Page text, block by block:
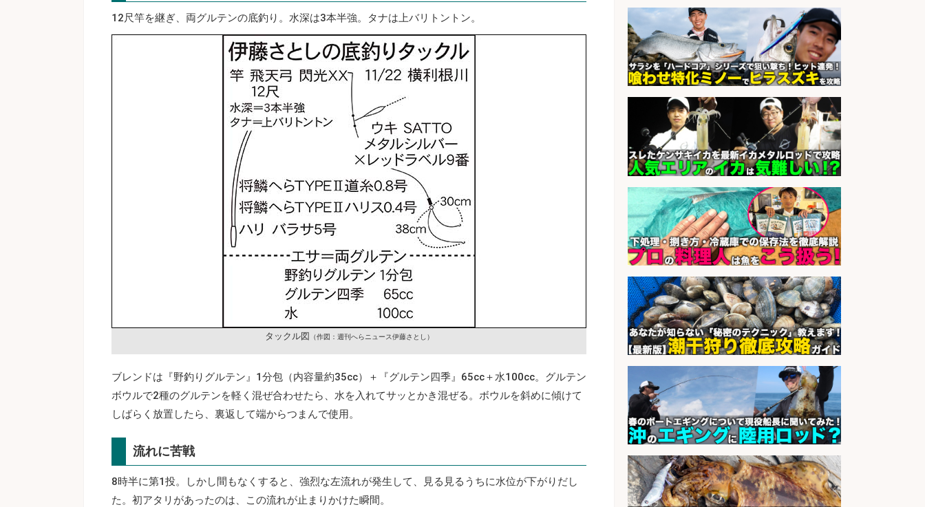
12尺竿を継ぎ、両グルテンの底釣り。水深は3本半強。タナは上バリトントン。
タックル図 （作図：週刊へらニュース伊藤さとし）
ブレンドは『野釣りグルテン』1分包（内容量約35cc）＋『グルテン四季』65cc＋水100cc。グルテン
ボウルで2種のグルテンを軽く混ぜ合わせたら、水を入れてサッとかき混ぜる。ボウルを斜めに傾けて
しばらく放置したら、裏返して端からつまんで使用。
流れに苦戦
8時半に第1投。しかし間もなくすると、強烈な左流れが発生して、見る見るうちに水位が下がりだし
た。初アタリがあったのは、この流れが止まりかけた瞬間。
務/「時給1,150円〜」/時間選べる×
未経験歓迎×残業少なめ/鹿児島県/
志布志市
会社名 株式会社ホットスタッフ鹿児島
sponsored by 求人ボックス
さらに求人情報を見る